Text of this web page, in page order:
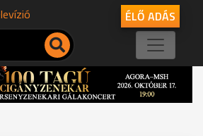
ÉLŐ ADÁS